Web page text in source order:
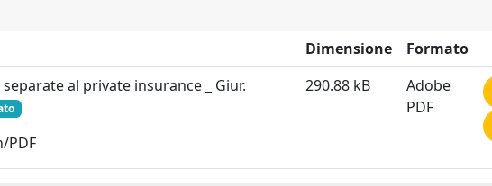
Dimensione
Formato
al private insurance _ Giur.
PDF
290.88 kB
Adobe
PDF